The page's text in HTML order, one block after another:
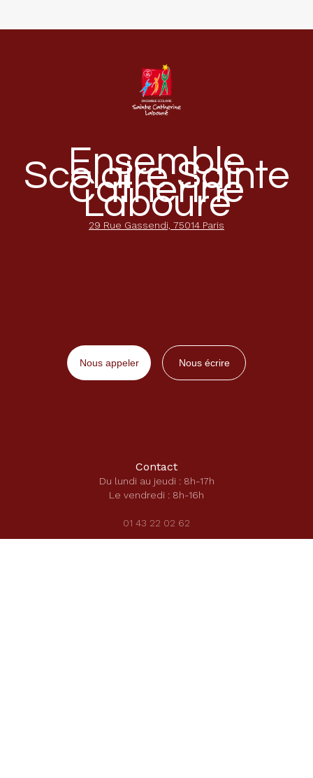
Ensemble
Scolaire Sainte
Catherine
Labouré
29 Rue Gassendi, 75014 Paris
Nous appeler Nous écrire
Contact
Du lundi au jeudi : 8h-17h
Le vendredi : 8h-16h
01 43 22 02 62